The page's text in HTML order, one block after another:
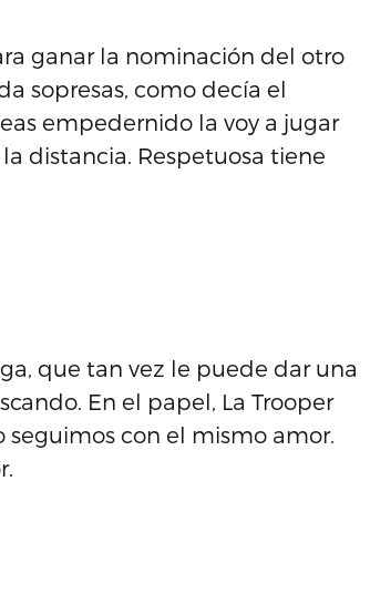
ganar la nominación del otro
sopresas, como decía el
empedernido la voy a jugar
distancia. Respetuosa tiene
que tan vez le puede dar una
En el papel, La Trooper
con el mismo amor.